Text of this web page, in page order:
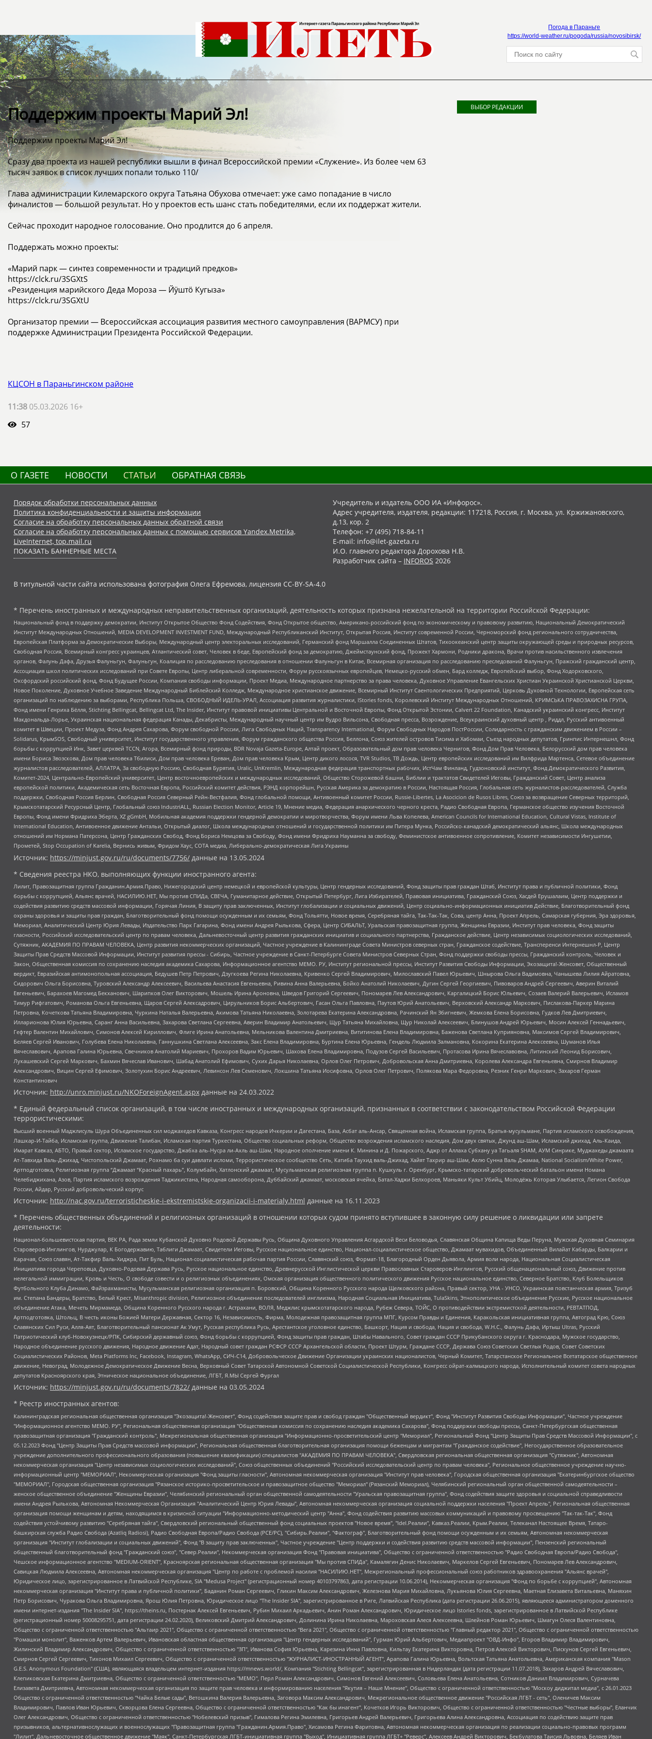
Погода в Параньге
https://world-weather.ru/pogoda/russia/novosibirsk/
Поддержим проекты Марий Эл!
Поддержим проекты Марий Эл!
Сразу два проекта из нашей республики вышли в финал Всероссийской премии «Служение». Из более чем 63
тысяч заявок в список лучших попали только 110/
Глава администрации Килемарского округа Татьяна Обухова отмечает: уже само попадание в число
финалистов — большой результат. Но у проектов есть шанс стать победителями, если их поддержат жители.
Сейчас проходит народное голосование. Оно продлится до 6 апреля.
Поддержать можно проекты:
«Марий парк — синтез современности и традиций предков»
https://clck.ru/3SGXtS
«Резиденция марийского Деда Мороза — Йӱштӧ Кугыза»
https://clck.ru/3SGXtU
Организатор премии — Всероссийская ассоциация развития местного самоуправления (ВАРМСУ) при
поддержке Администрации Президента Российской Федерации.
КЦСОН в Параньгинском районе
11:38 05.03.2026 16+
57
ВЫБОР РЕДАКЦИИ
О ГАЗЕТЕ НОВОСТИ СТАТЬИ ОБРАТНАЯ СВЯЗЬ
Порядок обработки персональных данных
Политика конфиденциальности и защиты информации
Согласие на обработку персональных данных обратной связи
Согласие на обработку персональных данных с помощью сервисов Yandex.Metrika,
LiveInternet, top.mail.ru
ПОКАЗАТЬ БАННЕРНЫЕ МЕСТА
Учредитель и издатель ООО ИА «Инфорос».
Адрес учредителя, издателя, редакции: 117218, Россия, г. Москва, ул. Кржижановского,
д.13, кор. 2
Телефон: +7 (495) 718-84-11
E-mail: info@ilet-gazeta.ru
И.О. главного редактора Дорохова Н.В.
Разработчик сайта – INFOROS 2026
В титульной части сайта использована фотография Олега Ефремова, лицензия CC-BY-SA-4.0
* Перечень иностранных и международных неправительственных организаций, деятельность которых признана нежелательной на территории Российской Федерации:
Национальный фонд в поддержку демократии, Институт Открытое Общество Фонд Содействия, Фонд Открытое общество, Американо-российский фонд по экономическому и правовому развитию, Национальный Демократический
Институт Международных Отношений, MEDIA DEVELOPMENT INVESTMENT FUND, Международный Республиканский Институт, Открытая Россия, Институт современной России, Черноморский фонд регионального сотрудничества,
Европейская Платформа за Демократические Выборы, Международный центр электоральных исследований, Германский фонд Маршалла Соединенных Штатов, Тихоокеанский центр защиты окружающей среды и природных ресурсов,
Свободная Россия, Всемирный конгресс украинцев, Атлантический совет, Человек в беде, Европейский фонд за демократию, Джеймстаунский фонд, Прожект Хармони, Родники дракона, Врачи против насильственного извлечения
органов, Фалунь Дафа, Друзья Фалуньгун, Фалуньгун, Коалиция по расследованию преследования в отношении Фалуньгун в Китае, Всемирная организация по расследованию преследований Фалуньгун, Пражский гражданский центр,
Ассоциация школ политических исследований при Совете Европы, Центр либеральной современности, Форум русскоязычных европейцев, Немецко-русский обмен, Бард колледж, Европейский выбор, Фонд Ходорковского,
Оксфордский российский фонд, Фонд Будущее России, Компания свободы информации, Проект Медиа, Международное партнерство за права человека, Духовное Управление Евангельских Христиан Украинской Христианской Церкви,
Новое Поколение, Духовное Учебное Заведение Международный Библейский Колледж, Международное христианское движение, Всемирный Институт Саентологических Предприятий, Церковь Духовной Технологии, Европейская сеть
организаций по наблюдению за выборами, Республика Польша, СВОБОДНЫЙ ИДЕЛЬ-УРАЛ, Ассоциация развития журналистики, IStories fonds, Королевский Институт Международных Отношений, КРИМСЬКА ПРАВОЗАХИСНА ГРУПА,
Фонд имени Генриха Бёлля, Stichting Bellingcat, Bellingcat Ltd, The Insider, Институт правовой инициативы Центральной и Восточной Европы, Фонд Открытой Эстонии, Calvert 22 Foundation, Канадский украинский конгресс, Институт
Макдональда-Лорье, Украинская национальная федерация Канады, Декабристы, Международный научный центр им Вудро Вильсона, Свободная пресса, Возрождение, Всеукраинский духовный центр , Риддл, Русский антивоенный
комитет в Швеции, Проект Медуза, Фонд Андрея Сахарова, Форум свободной России, Лига Свободных Наций, Transparеncy International, Форум Свободных Народов ПостРоссии, Солидарность с гражданским движением в России –
Solidarus, КрымSOS, Свободный университет, Институт государственного управления, Форум гражданского общества Россия, Беллона, Союз жителей островов Тисима и Хабомаи, Съезд народных депутатов, Гринпис Интернешнл, Фонд
борьбы с коррупцией Инк, Завет церквей TCCN, Агора, Всемирный фонд природы, BDR Novaja Gazeta-Europe, Алтай проект, Образовательный дом прав человека Чернигов, Фонд Дом Прав Человека, Белорусский дом прав человека
имени Бориса Звозскова, Дом прав человека Тбилиси, Дом прав человека Ереван, Дом прав человека Крым, Центр дикого лосося, TVR Studios, ТВ Дождь, Центр европейских исследований им Вилфрида Мартенса, Сетевое объединение
журналистов расследователей, АЛЛАТРА, За свободную Россию, Свободная Бурятия, Uralic, UnKremlin, Международная федерация транспортных рабочих, ИстЧам Финланд, Гудзоновский институт, Фонд Демократического Развития,
Комитет-2024, Центрально-Европейский университет, Центр восточноевропейских и международных исследований, Общество Сторожевой башни, Библии и трактатов Свидетелей Иеговы, Гражданский Совет, Центр анализа
европейской политики, Академическая сеть Восточная Европа, Российский комитет действия, РЭНД корпорейшн, Русская Америка за демократию в России, Настоящая Россия, Глобальная сеть журналистов-расследователей, Служба
поддержки, Свободная Россия Берлин, Свободная Россия Северный Рейн-Вестфалия, Фонд глобальной помощи, Антивоенный комитет России, Russie-Libertes, La Asocicion de Rusos Libres, Союз за возвращение Северных территорий,
Крымскотатарский Ресурсный Центр, Глобальный союз IndustriALL, Russian Election Monitor, Article 19, Мнение медиа, Федерация анархического черного креста, Радио Свободная Европа, Германское общество изучения Восточной
Европы, Фонд имени Фридриха Эберта, XZ gGmbH, Мобильная академия поддержки гендерной демократии и миротворчества, Форум имени Льва Копелева, American Councils for International Education, Cultural Vistas, Institute of
International Education, Антивоенное движение Антальи, Открытый диалог, Школа международных отношений и государственной политики им Питера Мунка, Российско-канадский демократический альянс, Школа международных
отношений им Нормана Патерсона, Центр Гражданских Свобод, Фонд Бориса Немцова за Свободу, Фонд имени Фридриха Науманна за свободу, Феминистское антивоенное сопротивление, Комитет независимости Ингушетии,
Прометей, Stop Occupation of Karelia, Вернись живым, Фридом Хаус, СОТА медиа, Либерально-демократическая Лига Украины
Источник: https://minjust.gov.ru/ru/documents/7756/ данные на 13.05.2024
* Сведения реестра НКО, выполняющих функции иностранного агента:
Лилит, Правозащитная группа Гражданин.Армия.Право, Нижегородский центр немецкой и европейской культуры, Центр гендерных исследований, Фонд защиты прав граждан Штаб, Институт права и публичной политики, Фонд
борьбы с коррупцией, Альянс врачей, НАСИЛИЮ.НЕТ, Мы против СПИДа, СВЕЧА, Гуманитарное действие, Открытый Петербург, Лига Избирателей, Правовая инициатива, Гражданский Союз, Хасдей Ерушалаим, Центр поддержки и
содействия развитию средств массовой информации, Горячая Линия, В защиту прав заключенных, Институт глобализации и социальных движений, Центр социально-информационных инициатив Действие, Благотворительный фонд
охраны здоровья и защиты прав граждан, Благотворительный фонд помощи осужденным и их семьям, Фонд Тольятти, Новое время, Серебряная тайга, Так-Так-Так, Сова, центр Анна, Проект Апрель, Самарская губерния, Эра здоровья,
Мемориал, Аналитический Центр Юрия Левады, Издательство Парк Гагарина, Фонд имени Андрея Рылькова, Сфера, Центр СИБАЛЬТ, Уральская правозащитная группа, Женщины Евразии, Институт прав человека, Фонд защиты
гласности, Российский исследовательский центр по правам человека, Дальневосточный центр развития гражданских инициатив и социального партнерства, Гражданское действие, Центр независимых социологических исследований,
Сутяжник, АКАДЕМИЯ ПО ПРАВАМ ЧЕЛОВЕКА, Центр развития некоммерческих организаций, Частное учреждение в Калининграде Совета Министров северных стран, Гражданское содействие, Трансперенси Интернешнл-Р, Центр
Защиты Прав Средств Массовой Информации, Институт развития прессы - Сибирь, Частное учреждение в Санкт-Петербурге Совета Министров Северных Стран, Фонд поддержки свободы прессы, Гражданский контроль, Человек и
Закон, Общественная комиссия по сохранению наследия академика Сахарова, Информационное агентство МЕМО. РУ, Институт региональной прессы, Институт Развития Свободы Информации, Экозащита!-Женсовет, Общественный
вердикт, Евразийская антимонопольная ассоциация, Бедушев Петр Петрович, Дзугкоева Регина Николаевна, Кривенко Сергей Владимирович, Милославский Павел Юрьевич, Шнырова Ольга Вадимовна, Чанышева Лилия Айратовна,
Сидорович Ольга Борисовна, Туровский Александр Алексеевич, Васильева Анастасия Евгеньевна, Ривина Анна Валерьевна, Бойко Анатолий Николаевич, Дугин Сергей Георгиевич, Пивоваров Андрей Сергеевич, Аверин Виталий
Евгеньевич, Барахоев Магомед Бекханович, Шарипков Олег Викторович, Мошель Ирина Ароновна, Шведов Григорий Сергеевич, Пономарев Лев Александрович, Каргалицкий Борис Юльевич, Созаев Валерий Валерьевич, Исламов
Тимур Рифгатович, Романова Ольга Евгеньевна, Щаров Сергей Алексадрович, Цирульников Борис Альбертович, Гасан Ольга Павловна, Паутов Юрий Анатольевич, Верховский Александр Маркович, Пислакова-Паркер Марина
Петровна, Кочеткова Татьяна Владимировна, Чуркина Наталья Валерьевна, Акимова Татьяна Николаевна, Золотарева Екатерина Александровна, Рачинский Ян Збигневич, Жемкова Елена Борисовна, Гудков Лев Дмитриевич,
Илларионова Юлия Юрьевна, Саранг Анна Васильевна, Захарова Светлана Сергеевна, Аверин Владимир Анатольевич, Щур Татьяна Михайловна, Щур Николай Алексеевич, Блинушов Андрей Юрьевич, Мосин Алексей Геннадьевич,
Гефтер Валентин Михайлович, Симонов Алексей Кириллович, Флиге Ирина Анатольевна, Мельникова Валентина Дмитриевна, Вититинова Елена Владимировна, Баженова Светлана Куприяновна, Максимов Сергей Владимирович,
Беляев Сергей Иванович, Голубева Елена Николаевна, Ганнушкина Светлана Алексеевна, Закс Елена Владимировна, Буртина Елена Юрьевна, Гендель Людмила Залмановна, Кокорина Екатерина Алексеевна, Шуманов Илья
Вячеславович, Арапова Галина Юрьевна, Свечников Анатолий Мариевич, Прохоров Вадим Юрьевич, Шахова Елена Владимировна, Подузов Сергей Васильевич, Протасова Ирина Вячеславовна, Литинский Леонид Борисович,
Лукашевский Сергей Маркович, Бахмин Вячеслав Иванович, Шабад Анатолий Ефимович, Сухих Дарья Николаевна, Орлов Олег Петрович, Добровольская Анна Дмитриевна, Королева Александра Евгеньевна, Смирнов Владимир
Александрович, Вицин Сергей Ефимович, Золотухин Борис Андреевич, Левинсон Лев Семенович, Локшина Татьяна Иосифовна, Орлов Олег Петрович, Полякова Мара Федоровна, Резник Генри Маркович, Захаров Герман
Константинович
Источник: http://unro.minjust.ru/NKOForeignAgent.aspx данные на 24.03.2022
* Единый федеральный список организаций, в том числе иностранных и международных организаций, признанных в соответствии с законодательством Российской Федерации
террористическими:
Высший военный Маджлисуль Шура Объединенных сил моджахедов Кавказа, Конгресс народов Ичкерии и Дагестана, База, Асбат аль-Ансар, Священная война, Исламская группа, Братья-мусульмане, Партия исламского освобождения,
Лашкар-И-Тайба, Исламская группа, Движение Талибан, Исламская партия Туркестана, Общество социальных реформ, Общество возрождения исламского наследия, Дом двух святых, Джунд аш-Шам, Исламский джихад, Аль-Каида,
Имарат Кавказ, АБТО, Правый сектор, Исламское государство, Джабха аль-Нусра ли-Ахль аш-Шам, Народное ополчение имени К. Минина и Д. Пожарского, Аджр от Аллаха Субхану уа Тагьаля SHAM, АУМ Синрике, Муджахеды джамаата
Ат-Тавхида Валь-Джихад, Чистопольский Джамаат, Рохнамо ба суи давлати исломи, Террористическое сообщество Сеть, Катиба Таухид валь-Джихад, Хайят Тахрир аш-Шам, Ахлю Сунна Валь Джамаа, National Socialism/White Power,
Артподготовка, Религиозная группа “Джамаат “Красный пахарь”, Колумбайн, Хатлонский джамаат, Мусульманская религиозная группа п. Кушкуль г. Оренбург, Крымско-татарский добровольческий батальон имени Номана
Челебиджихана, Азов, Партия исламского возрождения Таджикистана, Народная самооборона, Дуббайский джамаат, московская ячейка, Батал-Хаджи Белхороев, Маньяки Культ Убийц, Молодёжь Которая Улыбается, Легион Свобода
России, Айдар, Русский добровольческий корпус
Источник: http://nac.gov.ru/terroristicheskie-i-ekstremistskie-organizacii-i-materialy.html данные на 16.11.2023
* Перечень общественных объединений и религиозных организаций в отношении которых судом принято вступившее в законную силу решение о ликвидации или запрете
деятельности:
Национал-большевистская партия, ВЕК РА, Рада земли Кубанской Духовно Родовой Державы Русь, Община Духовного Управления Асгардской Веси Беловодья, Славянская Община Капища Веды Перуна, Мужская Духовная Семинария
Староверов-Инглингов, Нурджулар, К Богодержавию, Таблиги Джамаат, Свидетели Иеговы, Русское национальное единство, Национал-социалистическое общество, Джамаат мувахидов, Объединенный Вилайат Кабарды, Балкарии и
Карачая, Союз славян, Ат-Такфир Валь-Хиджра, Пит Буль, Национал-социалистическая рабочая партия России, Славянский союз, Формат-18, Благородный Орден Дьявола, Армия воли народа, Национальная Социалистическая
Инициатива города Череповца, Духовно-Родовая Держава Русь, Русское национальное единство, Древнерусской Инглистической церкви Православных Староверов-Инглингов, Русский общенациональный союз, Движение против
нелегальной иммиграции, Кровь и Честь, О свободе совести и о религиозных объединениях, Омская организация общественного политического движения Русское национальное единство, Северное Братство, Клуб Болельщиков
Футбольного Клуба Динамо, Файзрахманисты, Мусульманская религиозная организация п. Боровский, Община Коренного Русского народа Щелковского района, Правый сектор, УНА - УНСО, Украинская повстанческая армия, Тризуб
им. Степана Бандеры, Братство, Белый Крест, Misanthropic division, Религиозное объединение последователей инглиизма, Народная Социальная Инициатива, TulaSkins, Этнополитическое объединение Русские, Русское национальное
объединение Атака, Мечеть Мирмамеда, Община Коренного Русского народа г. Астрахани, ВОЛЯ, Меджлис крымскотатарского народа, Рубеж Севера, ТОЙС, О противодействии экстремистской деятельности, РЕВТАТПОД,
Артподготовка, Штольц, В честь иконы Божией Матери Державная, Сектор 16, Независимость, Фирма, Молодежная правозащитная группа МПГ, Курсом Правды и Единения, Каракольская инициативная группа, Автоград Крю, Союз
Славянских Сил Руси, Алля-Аят, Благотворительный пансионат Ак Умут, Русская республика Русь, Арестантское уголовное единство, Башкорт, Нация и свобода, Нация и свобода, W.H.С., Фалунь Дафа, Иртыш Ultras, Русский
Патриотический клуб-Новокузнецк/РПК, Сибирский державный союз, Фонд борьбы с коррупцией, Фонд защиты прав граждан, Штабы Навального, Совет граждан СССР Прикубанского округа г. Краснодара, Мужское государство,
Народное объединение русского движения, Народное движение Адат, Народный совет граждан РСФСР СССР Архангельской области, Проект Штурм, Граждане СССР, Держава Союз Советских Светлых Родов, Совет Советских
Социалистических Районов, Meta Platforms Inc, Facebook, Instagram, WhatsApp, СИЧ-С14, Добровольческое Движение Организации украинских националистов, Черный Комитет, Татарстанское Региональное Всетатарское общественное
движение, Невоград, Молодежное Демократическое Движение Весна, Верховный Совет Татарской Автономной Советской Социалистической Республики, Конгресс ойрат-калмыцкого народа, Исполнительный комитет совета народных
депутатов Красноярского края, Этническое национальное объединение, ЛГБТ, Я.МЫ Сергей Фургал
Источник: https://minjust.gov.ru/ru/documents/7822/ данные на 03.05.2024
* Реестр иностранных агентов:
Калининградская региональная общественная организация "Экозащита!-Женсовет", Фонд содействия защите прав и свобод граждан "Общественный вердикт", Фонд "Институт Развития Свободы Информации", Частное учреждение "Информационное агентство МЕМО. РУ", Региональная общественная организация "Общественная комиссия по сохранению наследия академика Сахарова", Фонд поддержки свободы прессы, Санкт-Петербургская общественная правозащитная организация "Гражданский контроль", Межрегиональная общественная организация "Информационно-просветительский центр "Мемориал", Региональный Фонд "Центр Защиты Прав Средств Массовой Информации", с 05.12.2023 Фонд "Центр Защиты Прав Средств массовой информации", Региональная общественная благотворительная организация помощи беженцам и мигрантам "Гражданское содействие", Негосударственное образовательное учреждение дополнительного профессионального образования (повышение квалификации) специалистов "АКАДЕМИЯ ПО ПРАВАМ ЧЕЛОВЕКА", Свердловская региональная общественная организация "Сутяжник", Автономная некоммерческая организация "Центр независимых социологических исследований", Союз общественных объединений "Российский исследовательский центр по правам человека", Региональное общественное учреждение научно-информационный центр "МЕМОРИАЛ", Некоммерческая организация "Фонд защиты гласности", Автономная некоммерческая организация "Институт прав человека", Городская общественная организация "Екатеринбургское общество "МЕМОРИАЛ", Городская общественная организация "Рязанское историко-просветительское и правозащитное общество "Мемориал" (Рязанский Мемориал), Челябинский региональный орган общественной самодеятельности – женское общественное объединение "Женщины Евразии", Челябинский региональный орган общественной самодеятельности "Уральская правозащитная группа", Фонд содействия защите здоровья и социальной справедливости имени Андрея Рылькова, Автономная Некоммерческая Организация "Аналитический Центр Юрия Левады", Автономная некоммерческая организация социальной поддержки населения "Проект Апрель", Региональная общественная организация помощи женщинам и детям, находящимся в кризисной ситуации "Информационно-методический центр "Анна", Фонд содействия развитию массовых коммуникаций и правовому просвещению "Так-так-Так", Фонд содействия устойчивому развитию "Серебряная тайга", Свердловский региональный общественный фонд социальных проектов "Новое время", "Idel.Реалии", Кавказ.Реалии, Крым.Реалии, Телеканал Настоящее Время, Татаро-башкирская служба Радио Свобода (Azatliq Radiosi), Радио Свободная Европа/Радио Свобода (PCE/PC), "Сибирь.Реалии", "Фактограф", Благотворительный фонд помощи осужденным и их семьям, Автономная некоммерческая организация "Институт глобализации и социальных движений", Фонд "В защиту прав заключенных", Частное учреждение "Центр поддержки и содействия развитию средств массовой информации", Пензенский региональный общественный благотворительный фонд "Гражданский союз", "Север.Реалии", Некоммерческая организация Фонд "Правовая инициатива", Общество с ограниченной ответственностью "Радио Свободная Европа/Радио Свобода", Чешское информационное агентство "MEDIUM-ORIENT", Красноярская региональная общественная организация "Мы против СПИДа", Камалягин Денис Николаевич, Маркелов Сергей Евгеньевич, Пономарев Лев Александрович, Савицкая Людмила Алексеевна, Автономная некоммерческая организация "Центр по работе с проблемой насилия "НАСИЛИЮ.НЕТ", Межрегиональный профессиональный союз работников здравоохранения "Альянс врачей", Юридическое лицо, зарегистрированное в Латвийской Республике, SIA "Medusa Project" (регистрационный номер 40103797863, дата регистрации 10.06.2014), Некоммерческая организация "Фонд по борьбе с коррупцией", Автономная некоммерческая организация "Институт права и публичной политики", Баданин Роман Сергеевич, Гликин Максим Александрович, Железнова Мария Михайловна, Лукьянова Юлия Сергеевна, Маетная Елизавета Витальевна, Маняхин Петр Борисович, Чуракова Ольга Владимировна, Ярош Юлия Петровна, Юридическое лицо "The Insider SIA", зарегистрированное в Риге, Латвийская Республика (дата регистрации 26.06.2015), являющееся администратором доменного имени интернет-издания "The Insider SIA", https://theins.ru, Постернак Алексей Евгеньевич, Рубин Михаил Аркадьевич, Анин Роман Александрович, Юридическое лицо Istories fonds, зарегистрированное в Латвийской Республике (регистрационный номер 50008295751, дата регистрации 24.02.2020), Великовский Дмитрий Александрович, Долинина Ирина Николаевна, Мароховская Алеся Алексеевна, Шлейнов Роман Юрьевич, Шмагун Олеся Валентиновна, Общество с ограниченной ответственностью "Альтаир 2021", Общество с ограниченной ответственностью "Вега 2021", Общество с ограниченной ответственностью "Главный редактор 2021", Общество с ограниченной ответственностью "Ромашки монолит", Важенков Артем Валерьевич, Ивановская областная общественная организация "Центр гендерных исследований", Гурман Юрий Альбертович, Медиапроект "ОВД-Инфо", Егоров Владимир Владимирович, Жилинский Владимир Александрович, Общество с ограниченной ответственностью "ЗП", Иванова София Юрьевна, Карезина Инна Павловна, Кильтау Екатерина Викторовна, Петров Алексей Викторович, Пискунов Сергей Евгеньевич, Смирнов Сергей Сергеевич, Тихонов Михаил Сергеевич, Общество с ограниченной ответственностью "ЖУРНАЛИСТ-ИНОСТРАННЫЙ АГЕНТ", Арапова Галина Юрьевна, Вольтская Татьяна Анатольевна, Американская компания "Mason G.E.S. Anonymous Foundation" (США), являющаяся владельцем интернет-издания https://mnews.world/, Компания "Stichting Bellingcat", зарегистрированная в Нидерландах (дата регистрации 11.07.2018), Захаров Андрей Вячеславович, Клепиковская Екатерина Дмитриевна, Общество с ограниченной ответственностью "МЕМО", Перл Роман Александрович, Симонов Евгений Алексеевич, Соловьева Елена Анатольевна, Сотников Даниил Владимирович, Сурначева Елизавета Дмитриевна, Автономная некоммерческая организация по защите прав человека и информированию населения "Якутия – Наше Мнение", Общество с ограниченной ответственностью "Москоу диджитал медиа", с 26.01.2023 Общество с ограниченной ответственностью "Чайка Белые сады", Ветошкина Валерия Валерьевна, Заговора Максим Александрович, Межрегиональное общественное движение "Российская ЛГБТ - сеть", Оленичев Максим Владимирович, Павлов Иван Юрьевич, Скворцова Елена Сергеевна, Общество с ограниченной ответственностью "Как бы инагент", Кочетков Игорь Викторович, Общество с ограниченной ответственностью "Честные выборы", Еланчик Олег Александрович, Общество с ограниченной ответственностью "Нобелевский призыв", Гималова Регина Эмилевна, Григорьев Андрей Валерьевич, Григорьева Алина Александровна, Ассоциация по содействию защите прав призывников, альтернативнослужащих и военнослужащих "Правозащитная группа "Гражданин.Армия.Право", Хисамова Регина Фаритовна, Автономная некоммерческая организация по реализации социально-правовых программ "Лилит", Дальневосточное общественное движение "Маяк", Санкт-Петербургская ЛГБТ-инициативная группа "Выход", Инициативная группа ЛГБТ+ "Реверс", Алексеев Андрей Викторович, Бекбулатова Таисия Львовна, Беляев Иван Михайлович, Владыкина Елена Сергеевна, Гельман Марат Александрович, Никульшина Вероника Юрьевна, Толоконникова Надежда Андреевна, Шендерович Виктор Анатольевич, Общество с ограниченной ответственностью "Данное сообщение", Общество с ограниченной ответственностью Издательский дом "Новая глава", Айнбиндер Александра Александровна, Московский комьюнити-центр для ЛГБТ+инициатив, Благотворительный фонд развития филантропии, Deutsche Welle (Германия, Kurt-Schumacher-Strasse 3, 53113 Bonn), Борзунова Мария Михайловна, Воробьев Виктор Викторович, Голубева Анна Львовна, Константинова Алла Михайловна, Малкова Ирина Владимировна, Мурадов Мурад Абдулгалимович, Осетинская Елизавета Николаевна, Понасенков Евгений Николаевич, Ганапольский Матвей Юрьевич, Киселев Евгений Алексеевич, Борухович Ирина Григорьевна, Дремин Иван Тимофеевич, Дубровский Дмитрий Викторович, Красноярская региональная общественная организация поддержки и развития альтернативных образовательных технологий и межкультурных коммуникаций "ИНТЕРРА", Маяковская Екатерина Алексеевна, Фейгин Марк Захарович, Филимонов Андрей Викторович, Дзугкоева Регина Николаевна, Доброхотов Роман Александрович, Дудь Юрий Александрович, Елкин Сергей Владимирович, Кругликов Кирилл Игоревич, Сабунаева Мария Леонидовна, Семенов Алексей Владимирович, Шаинян Карен Багратович, Шульман Екатерина Михайловна, Асафьев Артур Валерьевич, Вахштайн Виктор Семенович, Венедиктов Алексей Алексеевич, Лушникова Екатерина Евгеньевна, Волков Леонид Михайлович, Невзоров Александр Глебович, Пархоменко Сергей Борисович, Сироткин Ярослав Николаевич, Кара-Мурза Владимир Владимирович, Баранова Наталья Владимировна, Гозман Леонид Яковлевич, Кагарлицкий Борис Юльевич, Климарев Михаил Валерьевич, Милов Владимир Станиславович, Автономная некоммерческая организация Краснодарский центр современного искусства "Типография", Моргенштерн Алишер Тагирович, Соболь Любовь Эдуардовна, Общество с ограниченной ответственностью "ЛИЗА НОРМ", Каспаров Гарри Кимович, Ходорковский Михаил Борисович, Общество с ограниченной ответственностью "Апрельские тезисы", Данилович Ирина Брониславовна, Кашин Олег Владимирович, Петров Николай Владимирович, Пивоваров Алексей Владимирович, Соколов Михаил Владимирович, Цветкова Юлия Владимировна, Чичваркин Евгений Александрович, Комитет против пыток/Команда против пыток, Общество с ограниченной ответственностью "Первый научный", Общество с ограниченной ответственностью "Вертолет и ко", Белоцерковская Вероника Борисовна, Кац Максим Евгеньевич, Лазарева Татьяна Юрьевна, Шаведдинов Руслан Табризович, Яшин Илья Валерьевич, Общество с ограниченной ответственностью "Иноагент ААВ", Алешковский Дмитрий Петрович, Альбац Евгения Марковна, Быков Дмитрий Львович, Галямина Юлия Евгеньевна, Лойко Сергей Леонидович, Мартынов Кирилл Константинович, Медведев Сергей Александрович, Крашенинников Федор Геннадиевич, Гордеева Катерина Вл